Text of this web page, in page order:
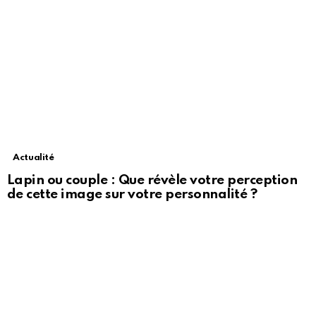
Actualité
Lapin ou couple : Que révèle votre perception
de cette image sur votre personnalité ?